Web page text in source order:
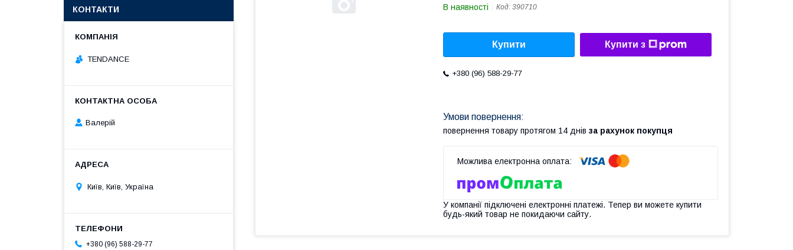
В наявності Код: 390710
Купити Купити з
+380 (96) 588-29-77
повернення товару протягом 14 днів за рахунок покупця
У компанії підключені електронні платежі. Тепер ви можете купити
будь-який товар не покидаючи сайту.
КОНТАКТИ
TENDANCE
Валерій
Київ, Київ, Україна
+380 (96) 588-29-77